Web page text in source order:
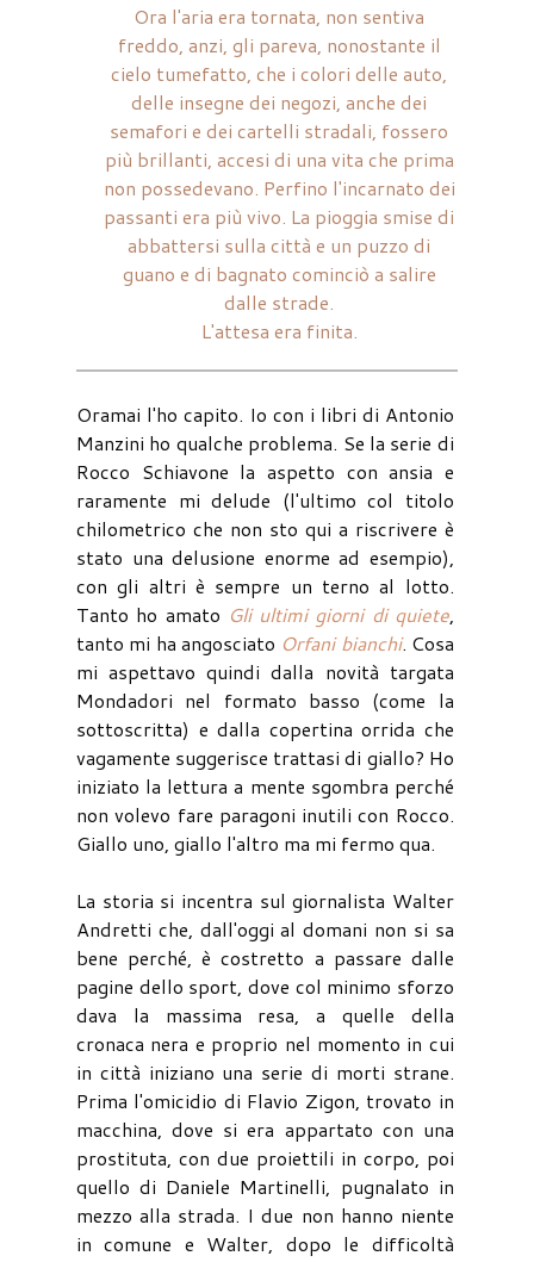
Ora l'aria era tornata, non sentiva
freddo, anzi, gli pareva, nonostante il
cielo tumefatto, che i colori delle auto,
delle insegne dei negozi, anche dei
semafori e dei cartelli stradali, fossero
più brillanti, accesi di una vita che prima
non possedevano. Perfino l'incarnato dei
passanti era più vivo. La pioggia smise di
abbattersi sulla città e un puzzo di
guano e di bagnato cominciò a salire
dalle strade.
L'attesa era finita.
Oramai l'ho capito. Io con i libri di Antonio
Manzini ho qualche problema. Se la serie di
Rocco Schiavone la aspetto con ansia e
raramente mi delude (l'ultimo col titolo
chilometrico che non sto qui a riscrivere è
stato una delusione enorme ad esempio),
con gli altri è sempre un terno al lotto.
Tanto ho amato Gli ultimi giorni di quiete,
tanto mi ha angosciato Orfani bianchi. Cosa
mi aspettavo quindi dalla novità targata
Mondadori nel formato basso (come la
sottoscritta) e dalla copertina orrida che
vagamente suggerisce trattasi di giallo? Ho
iniziato la lettura a mente sgombra perché
non volevo fare paragoni inutili con Rocco.
Giallo uno, giallo l'altro ma mi fermo qua.
La storia si incentra sul giornalista Walter
Andretti che, dall'oggi al domani non si sa
bene perché, è costretto a passare dalle
pagine dello sport, dove col minimo sforzo
dava la massima resa, a quelle della
cronaca nera e proprio nel momento in cui
in città iniziano una serie di morti strane.
Prima l'omicidio di Flavio Zigon, trovato in
macchina, dove si era appartato con una
prostituta, con due proiettili in corpo, poi
quello di Daniele Martinelli, pugnalato in
mezzo alla strada. I due non hanno niente
in comune e Walter, dopo le difficoltà